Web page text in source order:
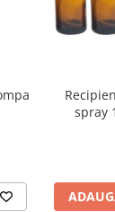
spray